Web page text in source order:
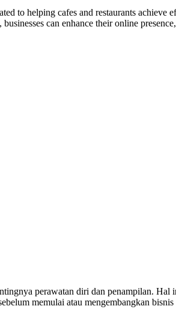
to helping cafes and restaurants achieve
can enhance their online
perawatan diri dan penampilan. Hal
memulai atau mengembangkan